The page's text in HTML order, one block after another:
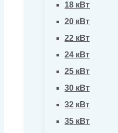
18 кВт
20 кВт
22 кВт
24 кВт
25 кВт
30 кВт
32 кВт
35 кВт